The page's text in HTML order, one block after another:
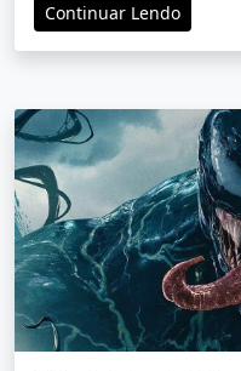
Continuar Lendo